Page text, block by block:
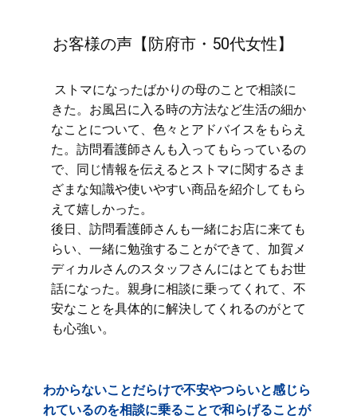
お客様の声【防府市・50代女性】
​ストマになったばかりの母のことで相談に
きた。お風呂に入る時の方法など生活の細か
なことについて、色々とアドバイスをもらえ
た。訪問看護師さんも入ってもらっているの
で、同じ情報を伝えるとストマに関するさま
ざまな知識や使いやすい商品を紹介してもら
えて嬉しかった。
後日、訪問看護師さんも一緒にお店に来ても
らい、一緒に勉強することができて、加賀メ
ディカルさんのスタッフさんにはとてもお世
話になった。親身に相談に乗ってくれて、不
安なことを具体的に解決してくれるのがとて
も心強い。
わからないことだらけで不安やつらいと感じら
れているのを相談に乗ることで和らげることが